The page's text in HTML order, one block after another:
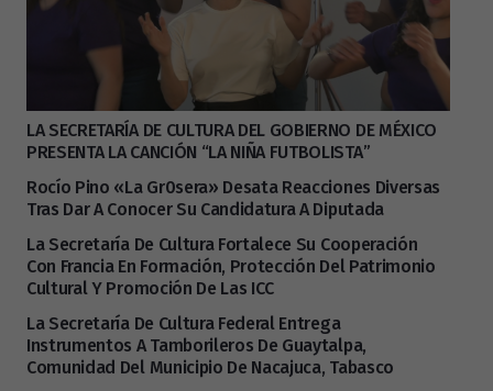
LA SECRETARÍA DE CULTURA DEL GOBIERNO DE MÉXICO
PRESENTA LA CANCIÓN “LA NIÑA FUTBOLISTA”
Rocío Pino «La Gr0sera» Desata Reacciones Diversas
Tras Dar A Conocer Su Candidatura A Diputada
La Secretaría De Cultura Fortalece Su Cooperación
Con Francia En Formación, Protección Del Patrimonio
Cultural Y Promoción De Las ICC
La Secretaría De Cultura Federal Entrega
Instrumentos A Tamborileros De Guaytalpa,
Comunidad Del Municipio De Nacajuca, Tabasco